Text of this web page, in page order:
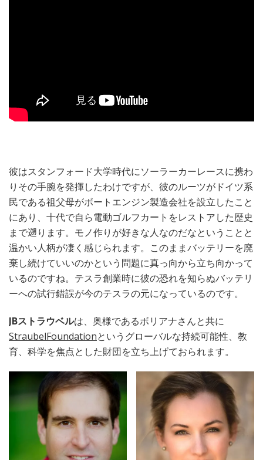
彼はスタンフォード大学時代にソーラーカーレースに携わ
りその手腕を発揮したわけですが、彼のルーツがドイツ系
民である祖父母がボートエンジン製造会社を設立したこと
にあり、十代で自ら電動ゴルフカートをレストアした歴史
まで遡ります。モノ作りが好きな人なのだなということと
温かい人柄が凄く感じられます。このままバッテリーを廃
棄し続けていいのかという問題に真っ向から立ち向かって
いるのですね。テスラ創業時に彼の恐れを知らぬバッテリ
ーへの試行錯誤が今のテスラの元になっているのです。
JBストラウベルは、奥様であるボリアナさんと共に
StraubelFoundationというグローバルな持続可能性、教
育、科学を焦点とした財団を立ち上げておられます。